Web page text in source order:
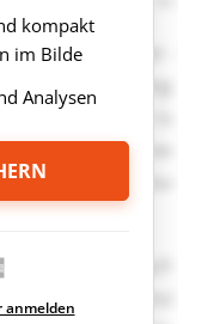
kompakt
im Bilde
Analysen
anmelden